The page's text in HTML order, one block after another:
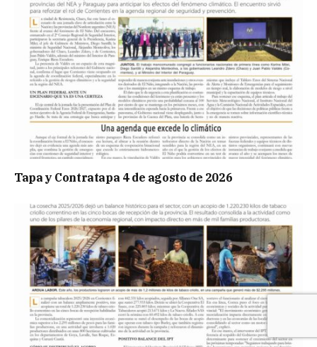
Tapa y Contratapa 4 de agosto de 2026